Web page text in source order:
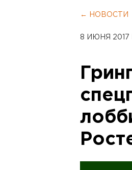
← НОВОСТИ
8 ИЮНЯ 2017